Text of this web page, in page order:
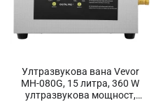
Ултразвукова вана Vevor
MH-080G, 15 литра, 360 W
ултразвукова мощност,